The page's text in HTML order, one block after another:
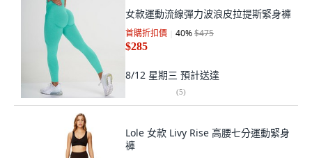
女款運動流線彈力波浪皮拉提斯緊身褲
首購折扣價 40%$475
$285
8/12 星期三 預計送達
(5)
Lole 女款 Livy Rise 高腰七分運動緊身
褲